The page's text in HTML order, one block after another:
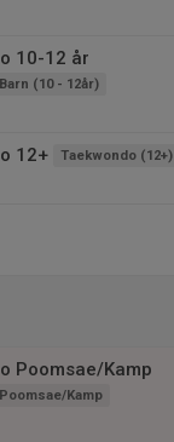
10-12 år
(10 - 12år)
12+ Taekwondo (12+)
Poomsae/Kamp
Kamp